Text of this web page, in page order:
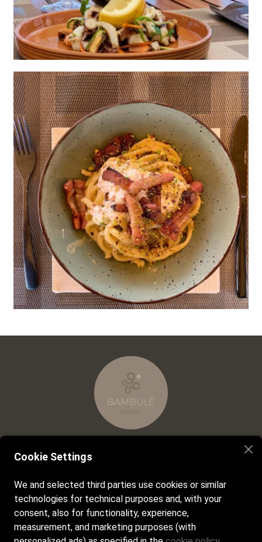
Orari di apertura:
Dal lunedì alla domenica dalle 8:00 alle 20:00
Cookie Settings
We and selected third parties use cookies or similar
technologies for technical purposes and, with your
consent, also for functionality, experience,
measurement, and marketing purposes (with